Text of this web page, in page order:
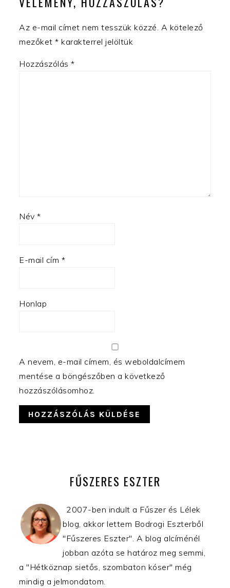
Az e-mail címet nem tesszük közzé. A kötelező
mezőket * karakterrel jelöltük
Hozzászólás *
Név *
E-mail cím *
Honlap
A nevem, e-mail címem, és weboldalcímem
mentése a böngészőben a következő
hozzászólásomhoz.
OLDALSÁVFŰSZERES ESZTER
2007-ben indult a Fűszer és Lélek
blog, akkor lettem Bodrogi Eszterből
"Fűszeres Eszter". A blog alcíménél
jobban azóta se határoz meg semmi,
a "Hétköznap sietős, szombaton kóser" még
mindig a jelmondatom.